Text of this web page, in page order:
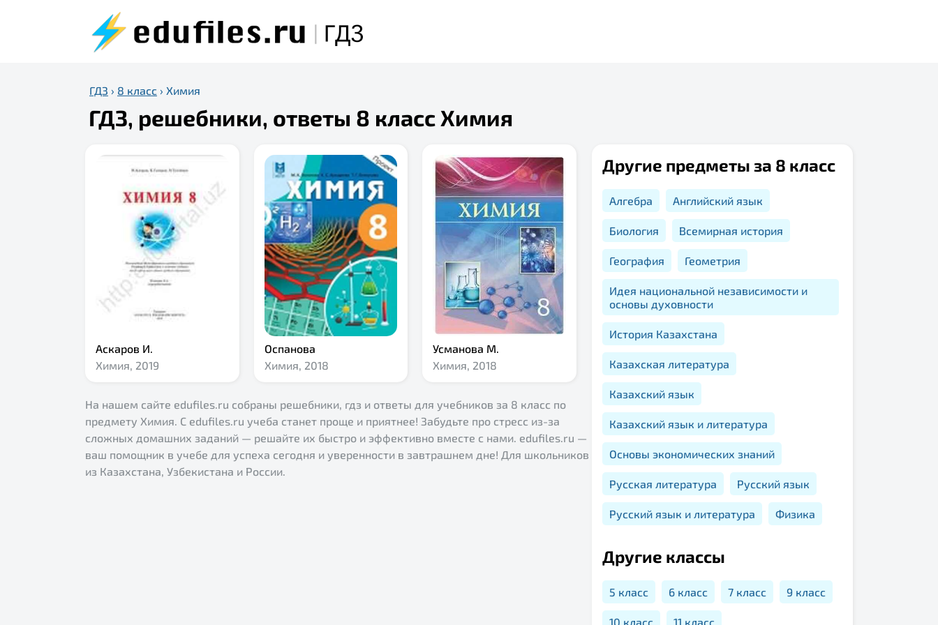
ГДЗ › 8 класс › Химия
ГДЗ, решебники, ответы 8 класс Химия
Аскаров И.
Химия, 2019
Оспанова
Химия, 2018
Усманова М.
Химия, 2018
На нашем сайте edufiles.ru собраны решебники, гдз и ответы для учебников за 8 класс по
предмету Химия. С edufiles.ru учеба станет проще и приятнее! Забудьте про стресс из-за
сложных домашних заданий — решайте их быстро и эффективно вместе с нами. edufiles.ru —
ваш помощник в учебе для успеха сегодня и уверенности в завтрашнем дне! Для школьников
из Казахстана, Узбекистана и России.
Другие предметы за 8 класс
Алгебра Английский язык
Биология Всемирная история
География Геометрия
Идея национальной независимости и
основы духовности
История Казахстана
Казахская литература
Казахский язык
Казахский язык и литература
Основы экономических знаний
Русская литература Русский язык
Русский язык и литература Физика
Другие классы
5 класс 6 класс 7 класс 9 класс
10 класс 11 класс